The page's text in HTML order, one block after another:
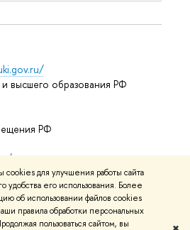
для улучшения работы сайта
его использования. Более
об использовании файлов cookies
правила обработки персональных
пользоваться сайтом, вы
высшего образования РФ
РФ
mooc
курсы
Адреса и контактыУсловия